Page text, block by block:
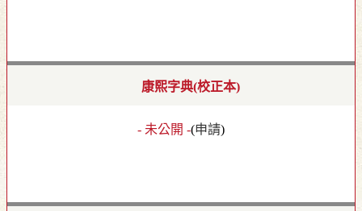
康熙字典(校正本)
- 未公開 -(申請)